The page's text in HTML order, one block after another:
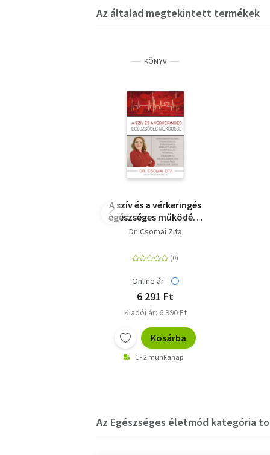
Az általad megtekintett termékek
KÖNYV
A szív és a vérkeringés
egészséges működése
-
érelmeszesedés,
ritmuszavarok,
szívelégtelenség,
trombózis,
szívinfarktus
kialakulásának okai és
holisztikus kezelési
lehetőségei
Dr. Csomai Zita
Online ár:
6 291 Ft
Kiadói ár: 6 990 Ft
Kosárba
1 - 2 munkanap
Az Egészséges életmód kategória